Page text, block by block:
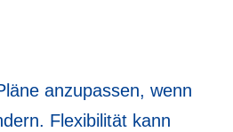
anzupassen, wenn
Flexibilität kann